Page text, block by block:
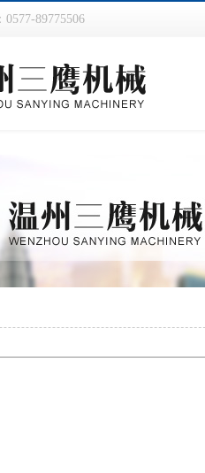
0577-89775506